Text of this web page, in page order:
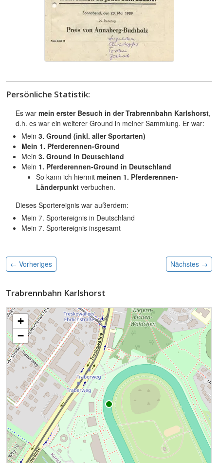
Persönliche Statistik:
Es war mein erster Besuch in der Trabrennbahn Karlshorst,
d.h. es war ein weiterer Ground in meiner Sammlung. Er war:
Mein 3. Ground (inkl. aller Sportarten)
Mein 1. Pferderennen-Ground
Mein 3. Ground in Deutschland
Mein 1. Pferderennen-Ground in Deutschland
So kann ich hiermit meinen 1. Pferderennen-
Länderpunkt verbuchen.
Dieses Sportereignis war außerdem:
Mein 7. Sportereignis in Deutschland
Mein 7. Sportereignis insgesamt
← Vorheriges Nächstes →
Trabrennbahn Karlshorst
+
−